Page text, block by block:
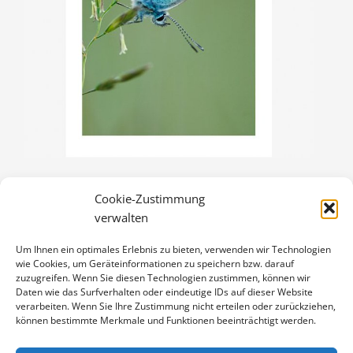
Cookie-Zustimmung
verwalten
Um Ihnen ein optimales Erlebnis zu bieten, verwenden wir Technologien
wie Cookies, um Geräteinformationen zu speichern bzw. darauf
zuzugreifen. Wenn Sie diesen Technologien zustimmen, können wir
Daten wie das Surfverhalten oder eindeutige IDs auf dieser Website
verarbeiten. Wenn Sie Ihre Zustimmung nicht erteilen oder zurückziehen,
können bestimmte Merkmale und Funktionen beeinträchtigt werden.
BLÄULING
Enthält 19% Mwst.
Versand
Klappkarte DIN A6 (105 x 148 mm), mit Originalfoto (ca. 90 x 130
mm) und Umschlag
BLÄULING